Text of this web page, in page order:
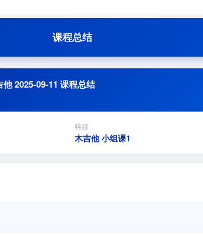
课程总结
2025-09-11 课程总结
科目
木吉他 小组课1